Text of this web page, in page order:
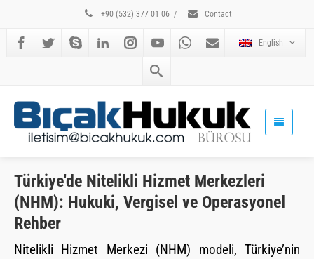
+90 (532) 377 01 06 / Contact
English
Türkiye'de Nitelikli Hizmet Merkezleri
(NHM): Hukuki, Vergisel ve Operasyonel
Rehber
Nitelikli Hizmet Merkezi (NHM) modeli, Türkiye’nin